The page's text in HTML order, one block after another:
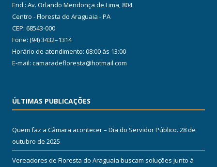
End.: Av. Orlando Mendonça de Lima, 804
Centro - Floresta do Araguaia - PA
CEP: 68543-000
Fone: (94) 3432–1314
Horário de atendimento: 08:00 às 13:00
E-mail: camaradefloresta@hotmail.com
ÚLTIMAS PUBLICAÇÕES
Quem faz a Câmara acontecer – Dia do Servidor Público. 28 de
outubro de 2025
Vereadores de Floresta do Araguaia buscam soluções junto à